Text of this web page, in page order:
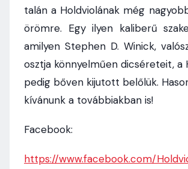
talán a Holdviolának még
örömre. Egy ilyen kaliberű
amilyen Stephen D. Winick,
osztja könnyelműen dicséreteit, a
pedig bőven kijutott belőlük.
kívánunk a továbbiakban is!
Facebook:
https://www.facebook.com/